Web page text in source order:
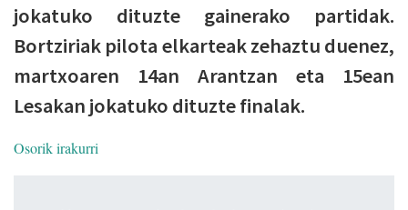
jokatuko dituzte gainerako partidak.
Bortziriak pilota elkarteak zehaztu duenez,
martxoaren 14an Arantzan eta 15ean
Lesakan jokatuko dituzte finalak.
Osorik irakurri